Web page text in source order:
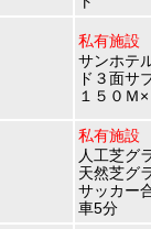
私有施設
サンホテ
ド３面サ
１５０Ｍ×
私有施設
人工芝グ
天然芝グ
サッカー
車5分